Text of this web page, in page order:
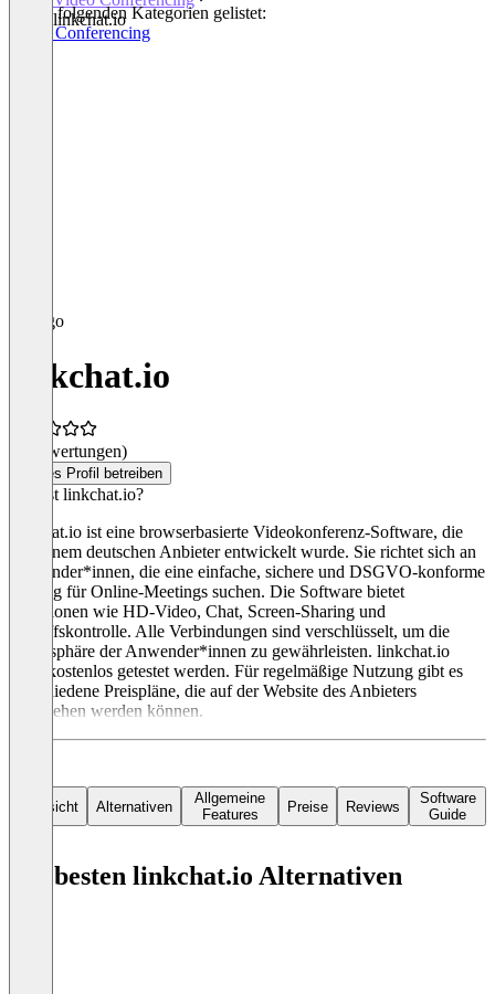
linkchat.io
In den folgenden Kategorien gelistet:
Video Conferencing
linkchat.io
(0 Bewertungen)
Dieses Profil betreiben
Was ist linkchat.io?
linkchat.io ist eine browserbasierte Videokonferenz-Software, die
von einem deutschen Anbieter entwickelt wurde. Sie richtet sich an
Anwender*innen, die eine einfache, sichere und DSGVO-konforme
Lösung für Online-Meetings suchen. Die Software bietet
Funktionen wie HD-Video, Chat, Screen-Sharing und
Zugriffskontrolle. Alle Verbindungen sind verschlüsselt, um die
Privatsphäre der Anwender*innen zu gewährleisten. linkchat.io
kann kostenlos getestet werden. Für regelmäßige Nutzung gibt es
verschiedene Preispläne, die auf der Website des Anbieters
eingesehen werden können.
Übersicht Alternativen
Allgemeine
Features
Preise Reviews
Software
Guide
Die besten linkchat.io Alternativen